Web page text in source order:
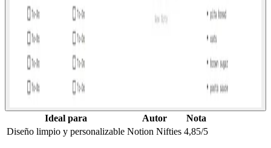
Ideal para Autor
Nota
Diseño limpio y personalizable Notion Nifties 4,85/5